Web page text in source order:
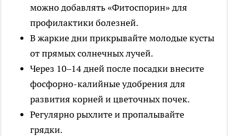
можно добавлять «Фитоспорин» для
профилактики болезней.
В жаркие дни прикрывайте молодые кусты
от прямых солнечных лучей.
Через 10–14 дней после посадки внесите
фосфорно-калийные удобрения для
развития корней и цветочных почек.
Регулярно рыхлите и пропалывайте
грядки.